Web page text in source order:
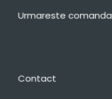
Urmareste comanda
Contact